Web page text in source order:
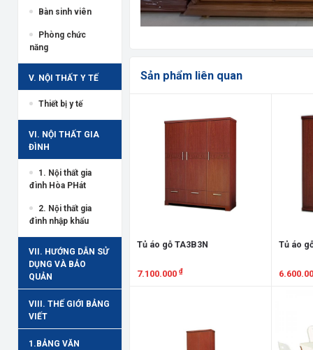
Bàn sinh viên
Phòng chức
năng
V. NỘI THẤT Y TẾ
Thiết bị y tế
VI. NỘI THẤT GIA
ĐÌNH
1. Nội thất gia
đình Hòa PHát
2. Nội thất gia
đình nhập khẩu
VII. HƯỚNG DẪN SỬ
DỤNG VÀ BẢO
QUẢN
VIII. THẾ GIỚI BẢNG
VIẾT
1.BẢNG VĂN
Sản phẩm liên quan
Tủ áo gỗ TA3B3N
7.100.000 ₫
Tủ áo